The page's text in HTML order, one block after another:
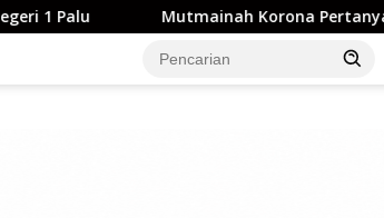
Mutmainah Korona Pertanyakan Penghentian